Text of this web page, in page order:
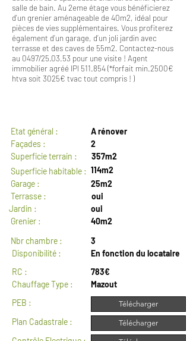
salle de bain. Au 2eme étage vous bénéficierez
d’un grenier aménageable de 40m2, idéal pour
pièces de vies supplémentaires. Vous profiterez
également d’un garage, d’un joli jardin avec
terrasse et des caves de 55m2. Contactez-nous
au 0497/25.03.53 pour une visite ! Agent
immobilier agréé IPI 511.854 (*forfait min.2500€
htva soit 3025€ tvac tout compris ! )
Etat général :
A rénover
Façades :
2
Superficie terrain :
357m2
Superficie habitable : 114m2
Garage :
25m2
Terrasse :
oui
Jardin :
oui
Grenier :
40m2
Nbr chambre :
3
Disponibilité :
En fonction du locataire
RC :
783€
Chauffage Type :
Mazout
PEB :
Télécharger
Plan Cadastrale : Télécharger